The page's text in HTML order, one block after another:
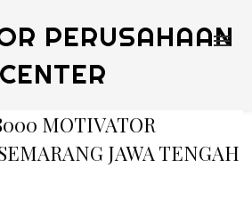
PERUSAHAAN
CENTER
MOTIVATOR
JAWA TENGAH